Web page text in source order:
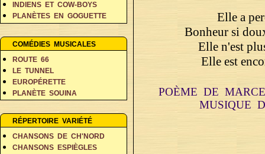
INDIENS ET COW-BOYS
PLANÈTES EN GOGUETTE
RÊVES ET FANTAISIE
COMÉDIES MUSICALES
ROUTE 66
LE TUNNEL
EUROPÉRETTE
PLANÈTE SOUINA
RÉPERTOIRE VARIÉTÉ
CHANSONS DE CH'NORD
CHANSONS ESPIÈGLES
Elle a
Bonheur si
Elle n'est
Elle est
POÈME DE
MUSIQUE